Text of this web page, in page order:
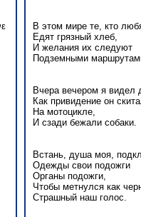
В этом мире те, кто
Едят грязный хлеб,
И желания их следуют
Подземными
Вчера вечером я видел
Как привидение он
На мотоцикле,
И сзади бежали собаки.
Встань, душа моя,
Одежды свои подожги
Органы подожги,
Чтобы метнулся как
Страшный наш голос.